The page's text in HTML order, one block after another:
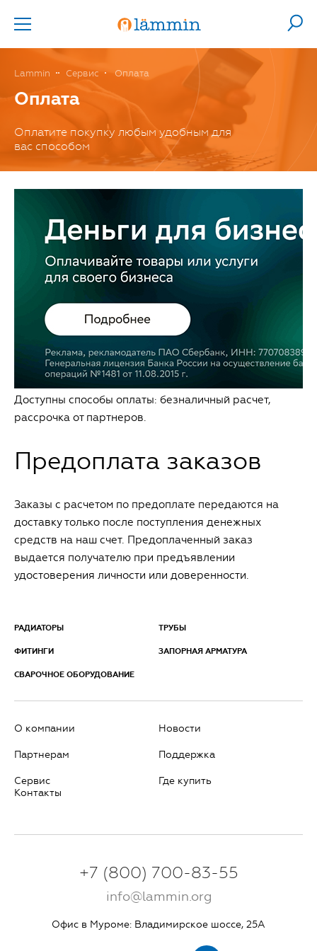
Lammin Сервис Оплата
Оплата
Оплатите покупку любым удобным для
вас способом
Доступны способы оплаты: безналичный расчет,
рассрочка от партнеров.
Предоплата заказов
Заказы с расчетом по предоплате передаются на
доставку только после поступления денежных
средств на наш счет. Предоплаченный заказ
выдается получателю при предъявлении
удостоверения личности или доверенности.
РАДИАТОРЫ ТРУБЫ
ФИТИНГИ ЗАПОРНАЯ АРМАТУРА
СВАРОЧНОЕ ОБОРУДОВАНИЕ
О компании Новости
Партнерам Поддержка
Сервис
Где купить
Контакты
+7 (800) 700-83-55
info@lammin.org
Офис в Муроме: Владимирское шоссе, 25А